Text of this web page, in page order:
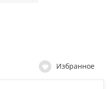
Избранное